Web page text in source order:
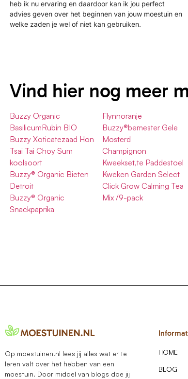
heb ik nu ervaring en daardoor kan ik jou perfect
advies geven over het beginnen van jouw moestuin en
welke zaden je wel of niet kan gebruiken.
Vind hier nog meer
Buzzy Organic
BasilicumRubin BIO
Buzzy Xoticatezaad Hon
Tsai Tai Choy Sum
koolsoort
Buzzy® Organic Bieten
Detroit
Buzzy® Organic
Snackpaprika
Flynnoranje
Buzzy®bemester Gele
Mosterd
Champignon
Kweekset,te Paddestoel
Kweken Garden Select
Click Grow Calming Tea
Mix /9-pack
Op moestuinen.nl lees jij alles wat er te
leren valt over het hebben van een
moestuin. Door middel van blogs doe jij
HOME
BLOG